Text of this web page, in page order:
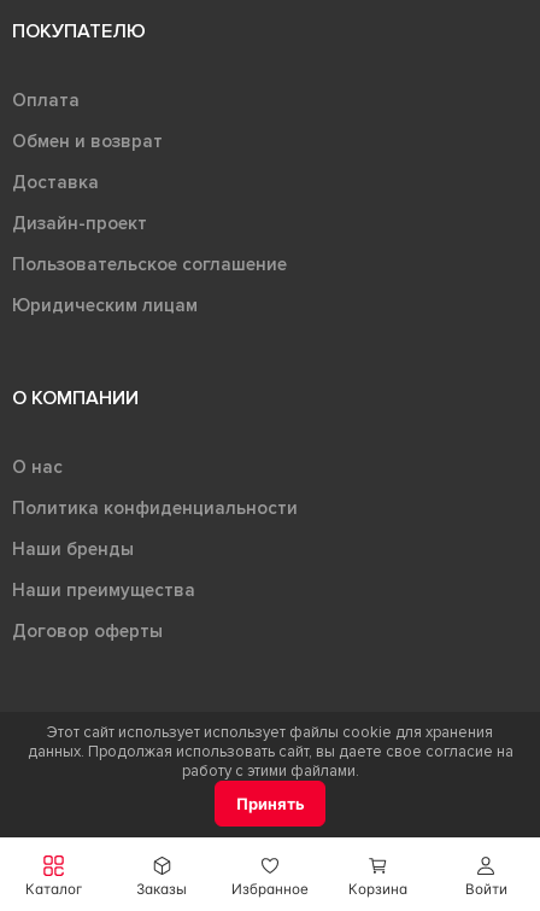
Войти
Каталог Заказы Избранное Корзина
ПОКУПАТЕЛЮ
Оплата
Обмен и возврат
Доставка
Дизайн-проект
Пользовательское соглашение
Юридическим лицам
О КОМПАНИИ
О нас
Политика конфиденциальности
Наши бренды
Наши преимущества
Договор оферты
Терра - территория керамики 2026
Ⓒ Правообладателем товарного знака "Терра" является ООО "Атлас-
Этот сайт использует использует файлы cookie для хранения
данных. Продолжая использовать сайт, вы даете свое согласие на
работу с этими файлами.
Принять